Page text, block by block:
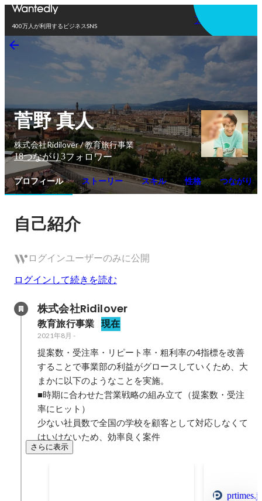
400万人が利用するビジネスSNS
アプリを使う
菅野 真人
株式会社Ridilover / 教育旅行事業
18つながり3フォロワー
プロフィール ストーリー スキル 性格 つながり
自己紹介
ログインユーザーのみに公開
ログインして続きを読む
株式会社Ridilover
教育旅行事業 現在
2021年8月 -
提案数・受注率・リピート率・粗利率の4指標を改善
することで事業部の利益がグロースしていくため、大
まかに以下のようなことを実施。
■時期に合わせた営業戦略の組み立て（提案数・受注
率にヒット）
少ない社員数で全国の学校を顧客として対応しなくて
はいけないため、効率良く案件
さらに表示